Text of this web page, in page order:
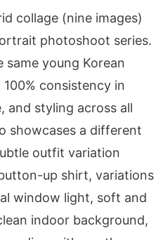
collage (nine images)
photoshoot series.
same young Korean
consistency in
and styling across all
showcases a different
outfit variation
up shirt, variations
window light, soft and
indoor background,